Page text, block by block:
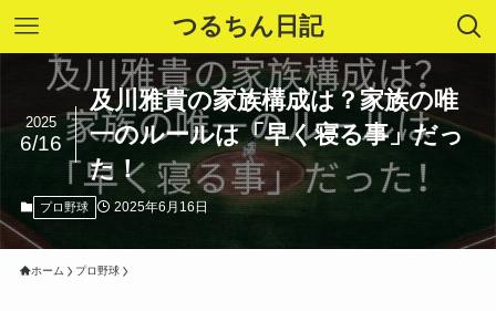
つるちん日記
及川雅貴の家族構成は？家族の唯
一のルールは「早く寝る事」だっ
た！
2025
6/16
プロ野球 2025年6月16日
ホーム プロ野球